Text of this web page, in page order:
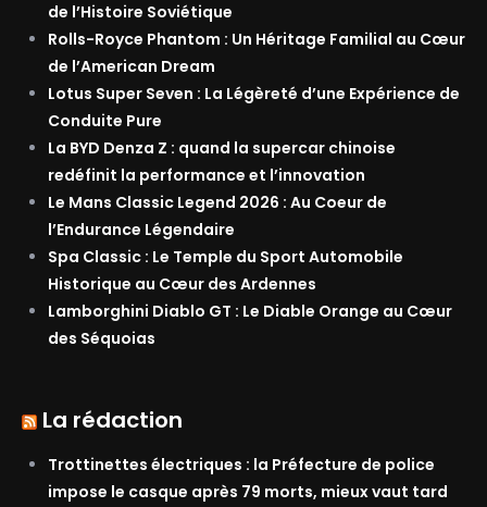
de l’Histoire Soviétique
Rolls-Royce Phantom : Un Héritage Familial au Cœur
de l’American Dream
Lotus Super Seven : La Légèreté d’une Expérience de
Conduite Pure
La BYD Denza Z : quand la supercar chinoise
redéfinit la performance et l’innovation
Le Mans Classic Legend 2026 : Au Coeur de
l’Endurance Légendaire
Spa Classic : Le Temple du Sport Automobile
Historique au Cœur des Ardennes
Lamborghini Diablo GT : Le Diable Orange au Cœur
des Séquoias
La rédaction
Trottinettes électriques : la Préfecture de police
impose le casque après 79 morts, mieux vaut tard